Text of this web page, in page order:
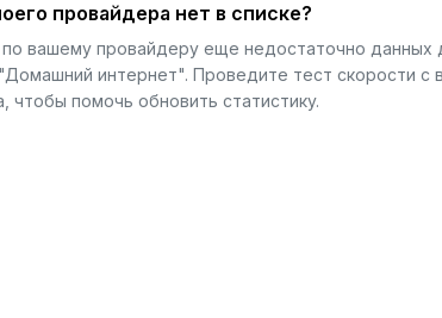
провайдера нет в списке?
вашему провайдеру еще недостаточно данных
интернет". Проведите тест скорости с
чтобы помочь обновить статистику.